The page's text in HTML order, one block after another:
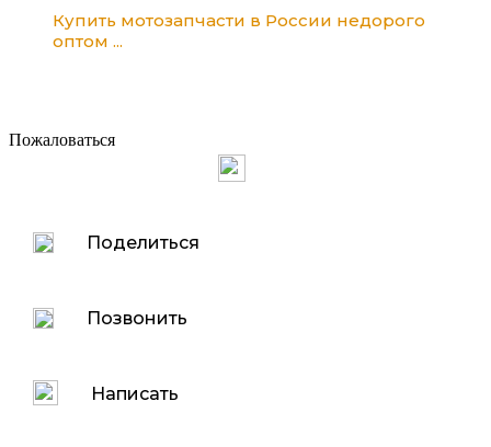
Купить мотозапчасти в России недорого
оптом ...
Пожаловаться
Поделиться
Позвонить
Написать